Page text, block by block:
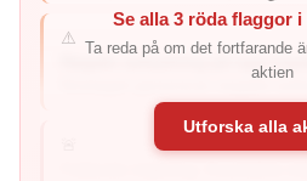
⚠️
Negativ avkastning på eget
Se alla 3 röda flaggor
Ta reda på om det fortfarande
aktien
Utforska alla